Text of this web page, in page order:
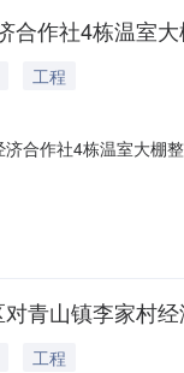
合作社4栋温室
工程
合作社4栋温室大棚
青山镇李家村
工程